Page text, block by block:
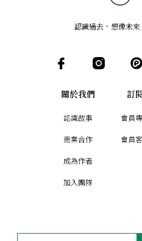
認識過去，想像未來
關於我們
認識故事
商業合作
成為作者
加入團隊
訂
會員
會員